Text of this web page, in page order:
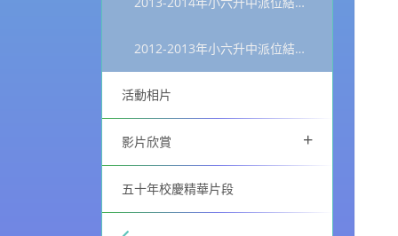
2012-2013年小六升中派位結果統計
活動相片
影片欣賞 +
五十年校慶精華片段